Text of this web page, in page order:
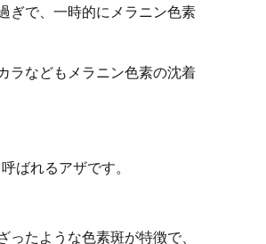
ぎで、一時的にメラニン色素
ラなどもメラニン色素の沈着
ばれるアザです。
たような色素斑が特徴で、